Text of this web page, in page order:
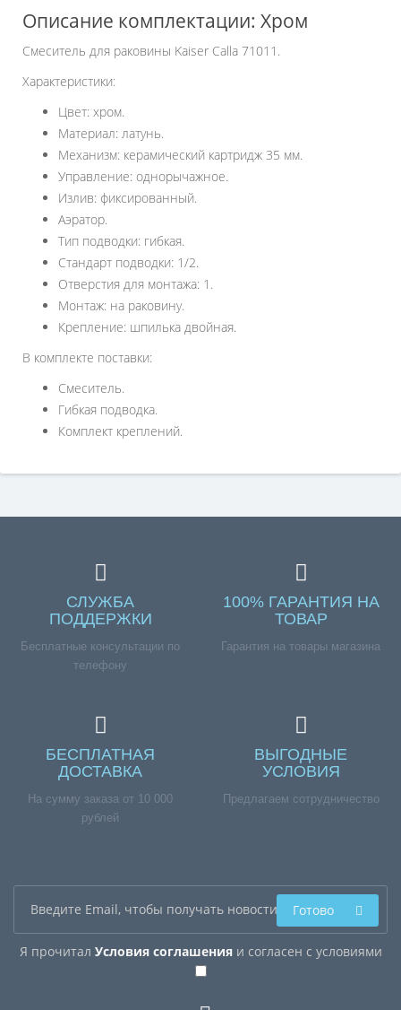
Описание комплектации: Хром
Смеситель для раковины Kaiser Calla 71011.
Характеристики:
Цвет: хром.
Материал: латунь.
Механизм: керамический картридж 35 мм.
Управление: однорычажное.
Излив: фиксированный.
Аэратор.
Тип подводки: гибкая.
Стандарт подводки: 1/2.
Отверстия для монтажа: 1.
Монтаж: на раковину.
Крепление: шпилька двойная.
В комплекте поставки:
Смеситель.
Гибкая подводка.
Комплект креплений.
СЛУЖБА
ПОДДЕРЖКИ
Бесплатные консультации по
телефону
100% ГАРАНТИЯ НА
ТОВАР
Гарантия на товары магазина
БЕСПЛАТНАЯ
ДОСТАВКА
На сумму заказа от 10 000
рублей
ВЫГОДНЫЕ
УСЛОВИЯ
Предлагаем сотрудничество
Я прочитал Условия соглашенияи согласен с условиями
Готово